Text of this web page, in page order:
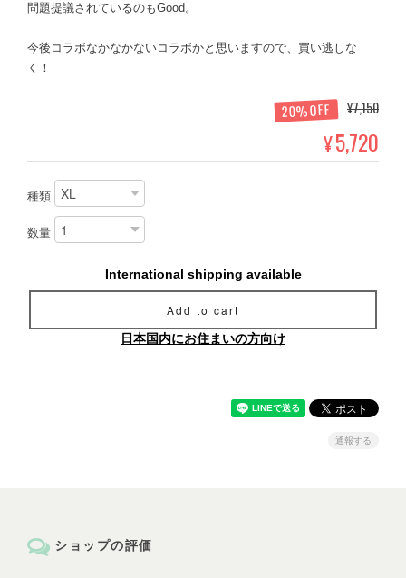
問題提議されているのもGood。
今後コラボなかなかないコラボかと思いますので、買い逃しな
く！
20%OFF ¥7,150
¥5,720
種類
数量
International shipping available
Add to cart
日本国内にお住まいの方向け
通報する
ショップの評価